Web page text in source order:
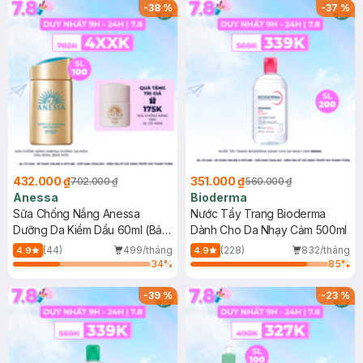
-38%
432.000 ₫702.000 ₫
Anessa
Sữa Chống Nắng Anessa
Dưỡng Da Kiềm Dầu 60ml (Bản
Mới)
4.9 (44)
499/tháng
34%
-37%
351.000 ₫560.000 ₫
Bioderma
Nước Tẩy Trang Bioderma
Dành Cho Da Nhạy Cảm 500ml
4.9 (228)
832/tháng
85%
-39% -23%